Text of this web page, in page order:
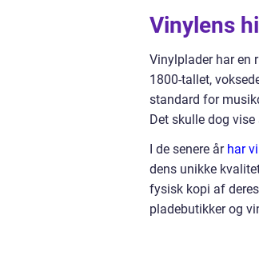
Vinylens
Vinylplader har en
1800-tallet,
standard for
Det skulle dog
I de senere år har
dens unikke
fysisk kopi af
pladebutikker og